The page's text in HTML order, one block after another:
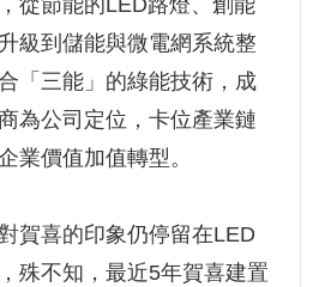
從節能的LED路燈、創能
級到儲能與微電網系統整
「三能」的綠能技術，成
為公司定位，卡位產業鏈
業價值加值轉型。
賀喜的印象仍停留在LED
殊不知，最近5年賀喜建置